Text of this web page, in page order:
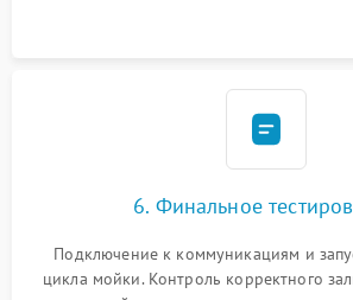
6. Финальное
Подключение к коммуникациям и
цикла мойки. Контроль корректного